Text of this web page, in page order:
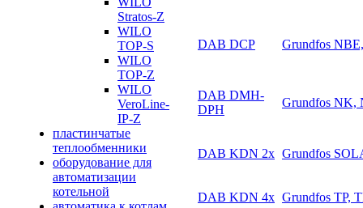
Stratos-Z
WILO
TOP-S
WILO
TOP-Z
WILO
VeroLine-
IP-Z
пластинчатые
теплообменники
оборудование для
автоматизации
котельной
DAB DCP Grundfos
DAB DMH-
DPH
Grundfos NK,
DAB KDN 2х Grundfos
DAB KDN 4х Grundfos TP,